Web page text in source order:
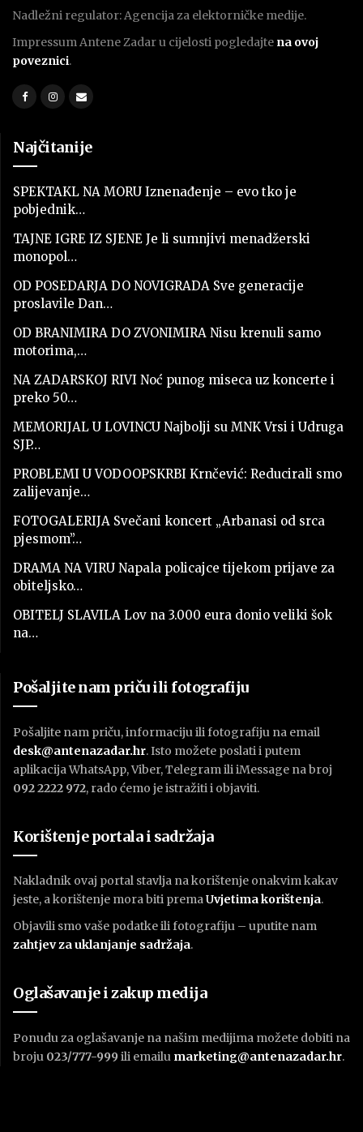
Nadležni regulator: Agencija za elektorničke medije.
Impressum Antene Zadar u cijelosti pogledajte na ovoj
poveznici.
Najčitanije
SPEKTAKL NA MORU Iznenađenje – evo tko je
pobjednik…
TAJNE IGRE IZ SJENE Je li sumnjivi menadžerski
monopol…
OD POSEDARJA DO NOVIGRADA Sve generacije
proslavile Dan…
OD BRANIMIRA DO ZVONIMIRA Nisu krenuli samo
motorima,…
NA ZADARSKOJ RIVI Noć punog miseca uz koncerte i
preko 50…
MEMORIJAL U LOVINCU Najbolji su MNK Vrsi i Udruga
SJP…
PROBLEMI U VODOOPSKRBI Krnčević: Reducirali smo
zalijevanje…
FOTOGALERIJA Svečani koncert „Arbanasi od srca
pjesmom”…
DRAMA NA VIRU Napala policajce tijekom prijave za
obiteljsko…
OBITELJ SLAVILA Lov na 3.000 eura donio veliki šok
na…
Pošaljite nam priču ili fotografiju
Pošaljite nam priču, informaciju ili fotografiju na email
desk@antenazadar.hr. Isto možete poslati i putem
aplikacija WhatsApp, Viber, Telegram ili iMessage na broj
092 2222 972, rado ćemo je istražiti i objaviti.
Korištenje portala i sadržaja
Nakladnik ovaj portal stavlja na korištenje onakvim kakav
jeste, a korištenje mora biti premaUvjetima korištenja.
Objavili smo vaše podatke ili fotografiju – uputite nam
zahtjev za uklanjanje sadržaja.
Oglašavanje i zakup medija
Ponudu za oglašavanje na našim medijima možete dobiti na
broju 023/777-999 ili emailu marketing@antenazadar.hr.